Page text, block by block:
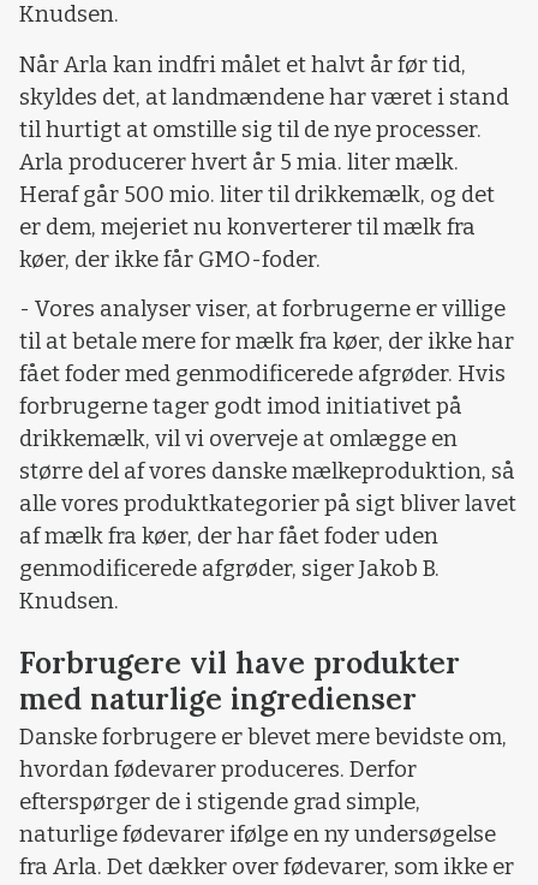
Knudsen.
Når Arla kan indfri målet et halvt år før tid,
skyldes det, at landmændene har været i stand
til hurtigt at omstille sig til de nye processer.
Arla producerer hvert år 5 mia. liter mælk.
Heraf går 500 mio. liter til drikkemælk, og det
er dem, mejeriet nu konverterer til mælk fra
køer, der ikke får GMO-foder.
- Vores analyser viser, at forbrugerne er villige
til at betale mere for mælk fra køer, der ikke har
fået foder med genmodificerede afgrøder. Hvis
forbrugerne tager godt imod initiativet på
drikkemælk, vil vi overveje at omlægge en
større del af vores danske mælkeproduktion, så
alle vores produktkategorier på sigt bliver lavet
af mælk fra køer, der har fået foder uden
genmodificerede afgrøder, siger Jakob B.
Knudsen.
Forbrugere vil have produkter
med naturlige ingredienser
Danske forbrugere er blevet mere bevidste om,
hvordan fødevarer produceres. Derfor
efterspørger de i stigende grad simple,
naturlige fødevarer ifølge en ny undersøgelse
fra Arla. Det dækker over fødevarer, som ikke er